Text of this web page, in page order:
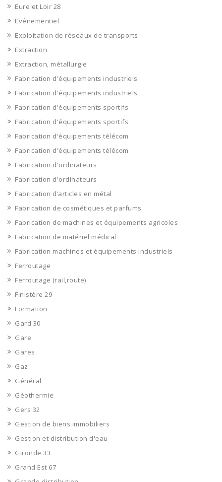
Eure et Loir 28
Evénementiel
Exploitation de réseaux de transports
Extraction
Extraction, métallurgie
Fabrication d'équipements industriels
Fabrication d'équipements industriels
Fabrication d'équipements sportifs
Fabrication d'équipements sportifs
Fabrication d'équipements télécom
Fabrication d'équipements télécom
Fabrication d'ordinateurs
Fabrication d'ordinateurs
Fabrication d’articles en métal
Fabrication de cosmétiques et parfums
Fabrication de machines et équipements agricoles
Fabrication de matériel médical
Fabrication machines et équipements industriels
Ferroutage
Ferroutage (rail,route)
Finistère 29
Formation
Gard 30
Gare
Gares
Gaz
Général
Géothermie
Gers 32
Gestion de biens immobiliers
Gestion et distribution d'eau
Gironde 33
Grand Est 67